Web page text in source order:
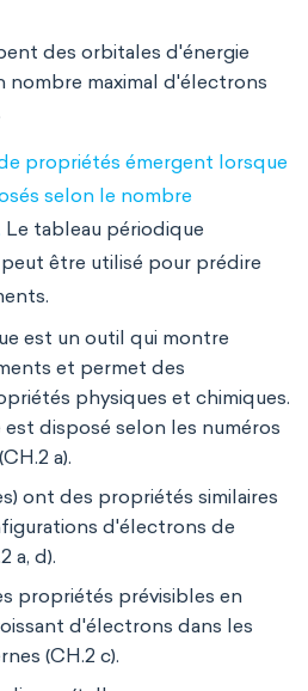
des orbitales d'énergie
nombre maximal d'électrons
propriétés émergent lorsque
selon le nombre
Le tableau périodique
être utilisé pour prédire
est un outil qui montre
et permet des
physiques et chimiques.
disposé selon les numéros
a).
ont des propriétés similaires
d'électrons de
a, d).
propriétés prévisibles en
d'électrons dans les
(CH.2 c).